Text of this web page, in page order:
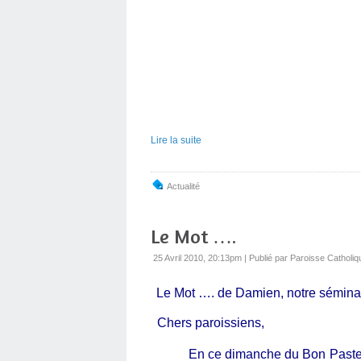
Lire la suite
Actualité
Le Mot ….
25 Avril 2010, 20:13pm | Publié par Paroisse
Le Mot …. de Damien, notre
Chers paroissiens,
En ce dimanche du Bon